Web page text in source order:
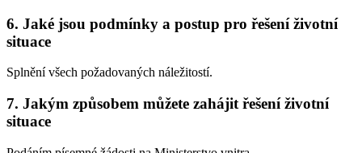
6. Jaké jsou podmínky a postup pro řešení životní
situace
Splnění všech požadovaných náležitostí.
7. Jakým způsobem můžete zahájit řešení životní
situace